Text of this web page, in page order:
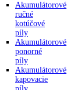
Akumulátorové
ručné
kotúčové
píly
Akumulátorové
ponorné
píly
Akumulátorové
kapovacie